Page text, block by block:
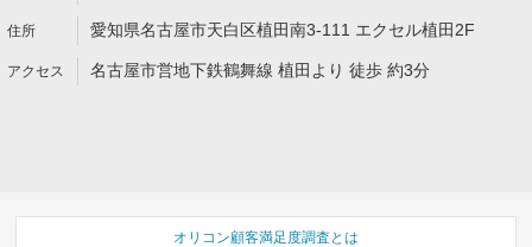
愛知県名古屋市天白区植田南3-111 エクセル植田2F
名古屋市営地下鉄鶴舞線 植田より 徒歩 約3分
オリコン顧客満足度調査とは